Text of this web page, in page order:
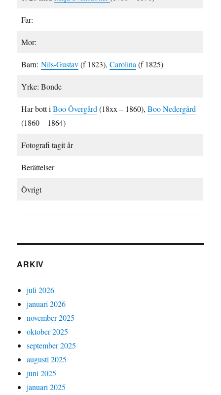
Far:
Mor:
Barn:Nils-Gustav(f 1823),Carolina (f 1825)
Yrke: Bonde
Har bott iBoo Övergård (18xx – 1860),Boo Nedergård
(1860 – 1864)
Fotografi tagit år
Berättelser
Övrigt
ARKIV
juli 2026
januari 2026
november 2025
oktober 2025
september 2025
augusti 2025
juni 2025
januari 2025